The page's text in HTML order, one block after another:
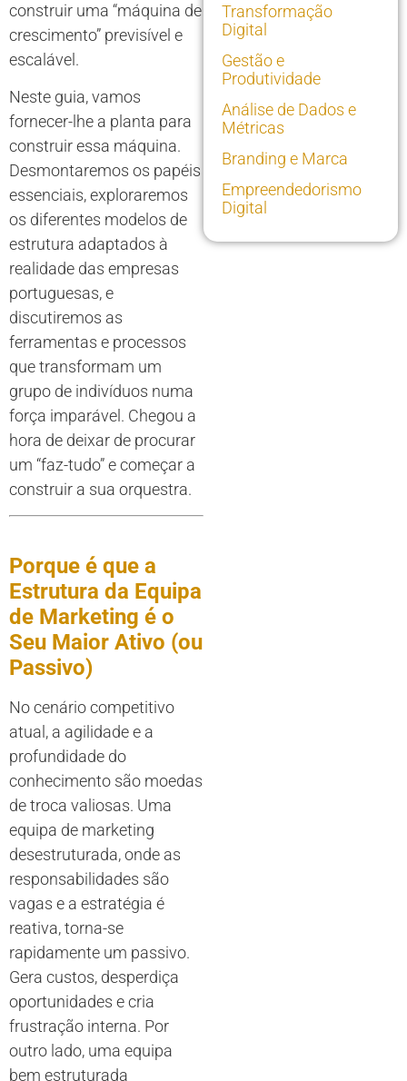
construir uma “máquina de
crescimento” previsível e
escalável.
Neste guia, vamos
fornecer-lhe a planta para
construir essa máquina.
Desmontaremos os papéis
essenciais, exploraremos
os diferentes modelos de
estrutura adaptados à
realidade das empresas
portuguesas, e
discutiremos as
ferramentas e processos
que transformam um
grupo de indivíduos numa
força imparável. Chegou a
hora de deixar de procurar
um “faz-tudo” e começar a
construir a sua orquestra.
Porque é que a
Estrutura da Equipa
de Marketing é o
Seu Maior Ativo (ou
Passivo)
No cenário competitivo
atual, a agilidade e a
profundidade do
conhecimento são moedas
de troca valiosas. Uma
equipa de marketing
desestruturada, onde as
responsabilidades são
vagas e a estratégia é
reativa, torna-se
rapidamente um passivo.
Gera custos, desperdiça
oportunidades e cria
frustração interna. Por
outro lado, uma equipa
bem estruturada
Transformação
Digital
Gestão e
Produtividade
Análise de Dados e
Métricas
Branding e Marca
Empreendedorismo
Digital